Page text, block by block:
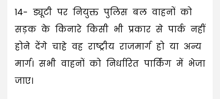
14- ड्यूटी पर नियुक्त पुलिस बल वाहनों को
सड़क के किनारे किसी भी प्रकार से पार्क नहीं
होने देंगे चाहे वह राष्ट्रीय राजमार्ग हो या अन्य
मार्ग। सभी वाहनों को निर्धारित पार्किंग में भेजा
जाए।